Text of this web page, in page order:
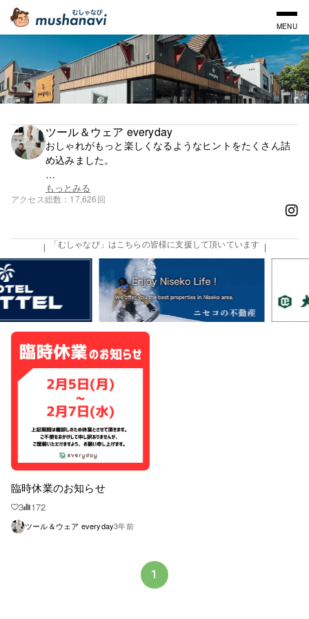
MENU
ツール＆ウェア everyday
おしゃれがもっと楽しくなるようなヒントをたくさん詰
め込みました。
洗練された大人カジュアルウェアなどのアパレル。使い
やすく見た目もおしゃれ、そして高品質で確かなキッチ
新しい形のアパレルショップです。
幅広い年代、男女問わずご来店頂けます。
もっとみる
アクセス総数 17,626回
「むしゃなび」はこちらの皆様に支援して頂いています
臨時休業のお知らせ
3 172
ツール＆ウェア everyday3年前
1